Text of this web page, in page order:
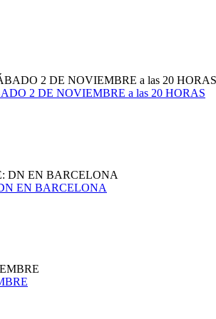
2 DE NOVIEMBRE a las 20 HORAS
DN EN BARCELONA